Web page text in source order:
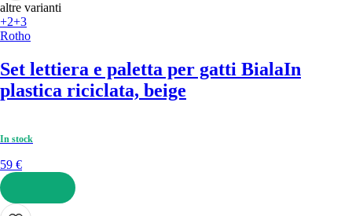
altre varianti
+2+3
Rotho
Set lettiera e paletta per gatti BialaIn
plastica riciclata, beige
In stock
59 €
AGGIUNGI